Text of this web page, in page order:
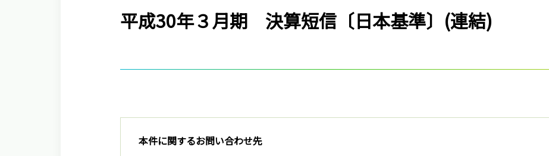
平成30年３月期 決算短信〔日本基準〕(連結)
本件に関するお問い合わせ先